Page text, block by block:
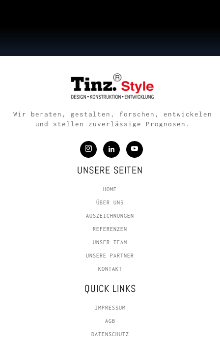
Wir beraten, gestalten, forschen, entwickelen
und stellen zuverlässige Prognosen.
UNSERE SEITEN
HOME
ÜBER UNS
AUSZEICHNUNGEN
REFERENZEN
UNSER TEAM
UNSERE PARTNER
KONTAKT
QUICK LINKS
IMPRESSUM
AGB
DATENSCHUTZ